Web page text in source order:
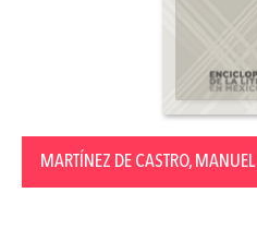
MARTÍNEZ DE CASTRO, MANUEL